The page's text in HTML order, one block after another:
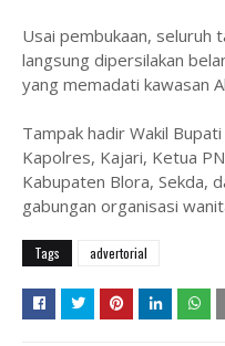
Usai pembukaan, seluruh
langsung dipersilakan
yang memadati kawasan
Tampak hadir Wakil
Kapolres, Kajari, Ketua
Kabupaten Blora, Sekda,
gabungan organisasi
Tags advertorial